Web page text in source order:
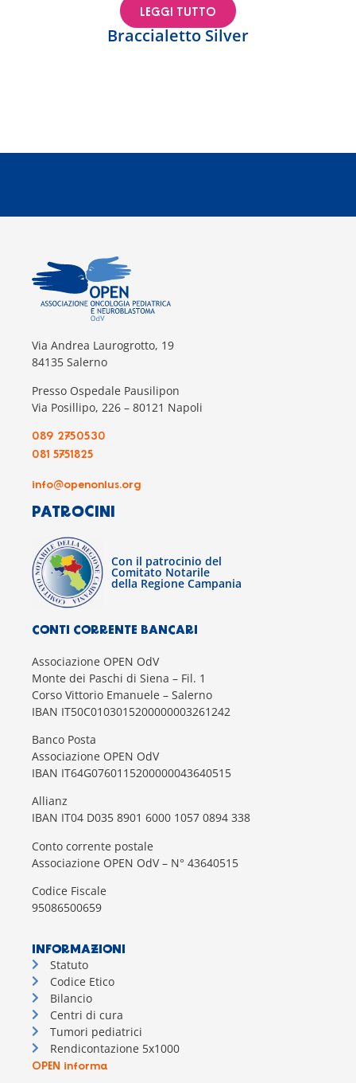
Braccialetto Silver
LEGGI TUTTO
Via Andrea Laurogrotto, 19
84135 Salerno
Presso Ospedale Pausilipon
Via Posillipo, 226 – 80121 Napoli
089 2750530
081 5751825
info@openonlus.org
PATROCINI
Con il patrocinio del
Comitato Notarile
della Regione Campania
CONTI CORRENTE BANCARI
Associazione OPEN OdV
Monte dei Paschi di Siena – Fil. 1
Corso Vittorio Emanuele – Salerno
IBAN IT50C0103015200000003261242
Banco Posta
Associazione OPEN OdV
IBAN IT64G0760115200000043640515
Allianz
IBAN IT04 D035 8901 6000 1057 0894 338
Conto corrente postale
Associazione OPEN OdV – N° 43640515
Codice Fiscale
95086500659
INFORMAZIONI
Statuto
Codice Etico
Bilancio
Centri di cura
Tumori pediatrici
Rendicontazione 5x1000
OPEN informa